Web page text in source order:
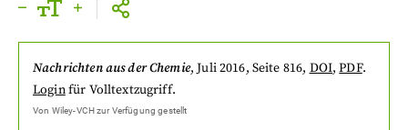
Nachrichten aus der Chemie,Juli 2016, Seite 816, DOI,PDF.
Loginfür Volltextzugriff.
Von Wiley-VCHzur Verfügung gestellt